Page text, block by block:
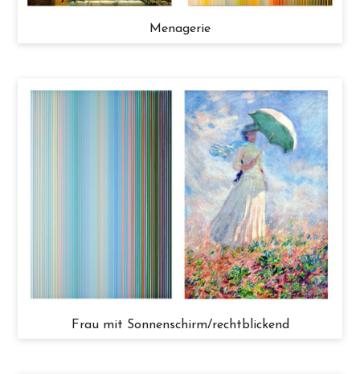
Menagerie
Frau mit Sonnenschirm/rechtblickend